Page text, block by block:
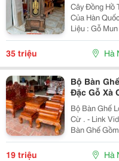
Cây Đồng Hồ
Của Hàn
Liệu : Gỗ
Https://
Theo Yêu
35 triệu Hà
Bộ Bàn
Đặc Gỗ Xà
Bộ Bàn Ghế
Cừ . - Link
Bàn Ghế
, 1 Đôn Ngồi ,
Tranh 4P
19 triệu Hà